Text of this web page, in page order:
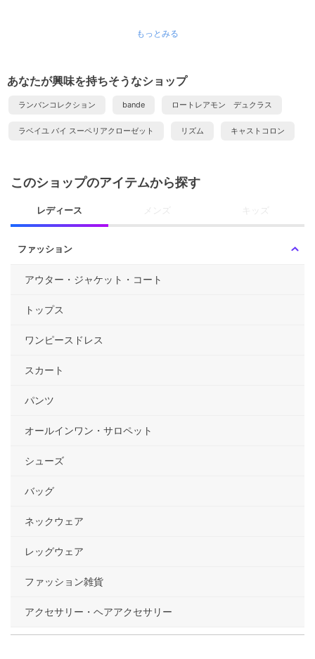
もっとみる
あなたが興味を持ちそうなショップ
ランバンコレクション bande ロートレアモン デュクラス
ラベイユ バイ スーペリアクローゼット リズム キャストコロン
このショップのアイテムから探す
レディース メンズ キッズ
ファッション
アウター・ジャケット・コート
トップス
ワンピースドレス
スカート
パンツ
オールインワン・サロペット
シューズ
バッグ
ネックウェア
レッグウェア
ファッション雑貨
アクセサリー・ヘアアクセサリー